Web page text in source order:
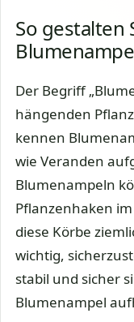
So gestalten
Der Begriff
hängenden
kennen
wie Veranden
Blumenampeln
Pflanzenhaken
diese Körbe
wichtig,
stabil und sicher
Blumenampel